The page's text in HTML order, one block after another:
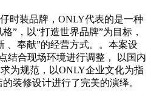
时装品牌，ONLY代表的是一种
”，以“打造世界品牌”为目标，
、奉献”的经营方式。。本案设
结合现场环境进行调整， 以国内
为规范，以ONLY企业文化为指
装修设计进行了完美的演绎。